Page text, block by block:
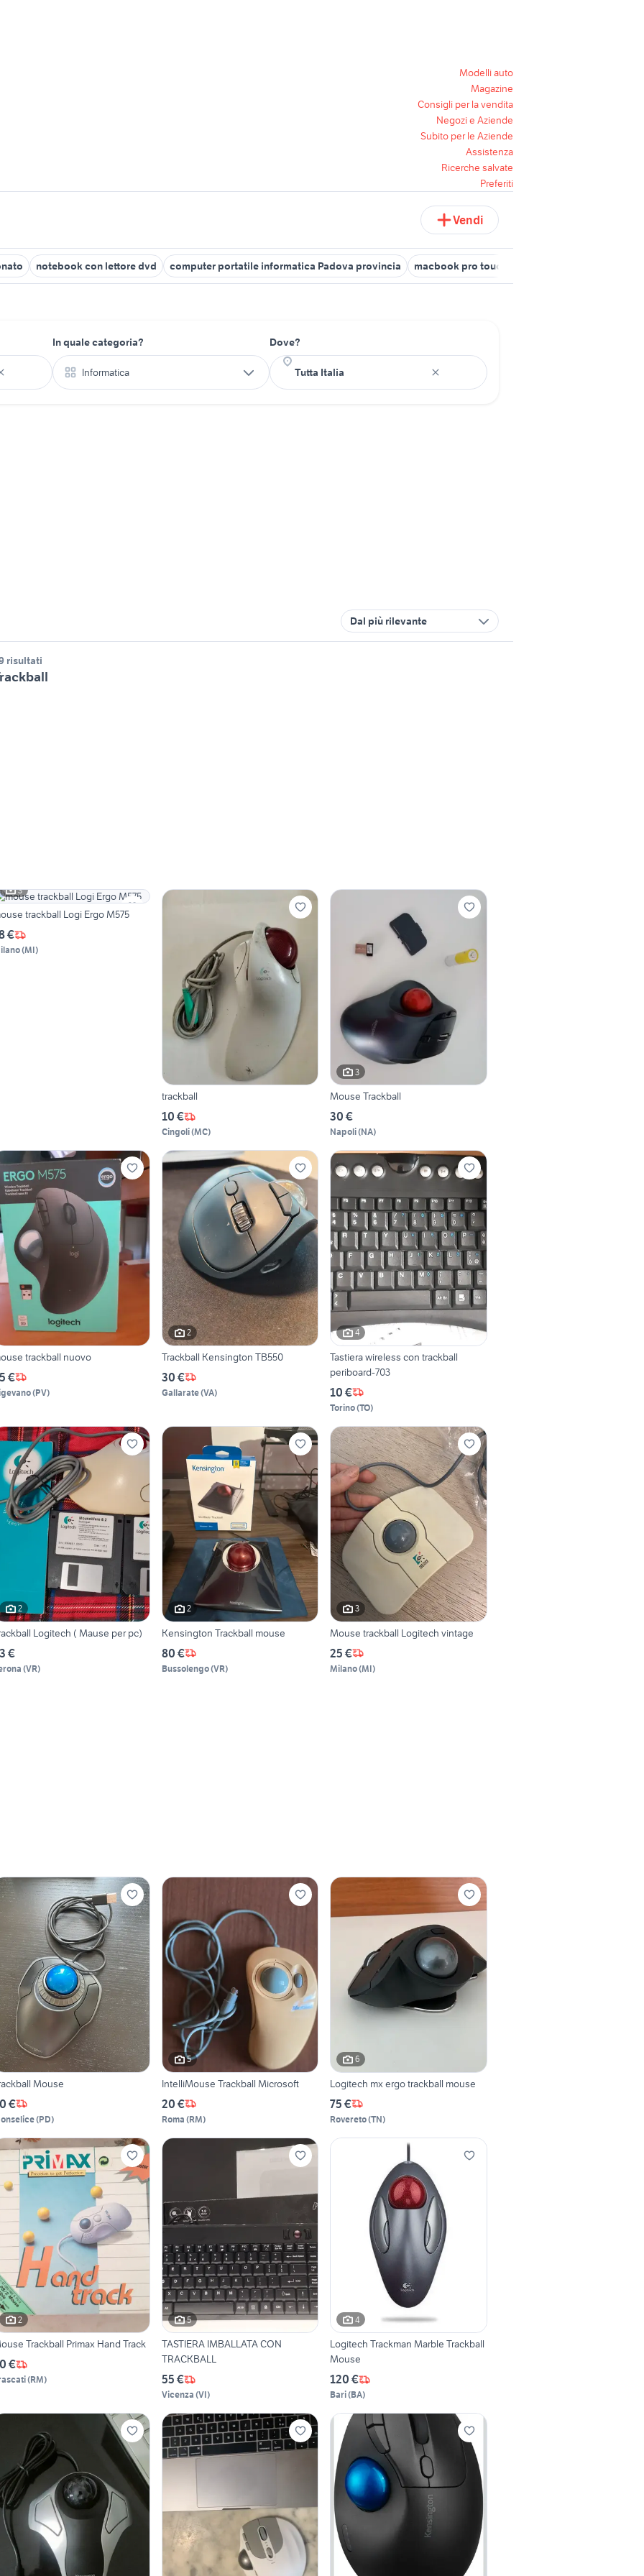
Modelli auto
Magazine
Consigli per la vendita
Negozi e Aziende
Subito per le Aziende
Assistenza
Ricerche salvate
Preferiti
Vendi
notebook con lettore dvd computer portatile informatica Padova provincia macbook pro touch bar
In quale categoria?
Informatica
Dove?
Dal più rilevante
risultati
3
trackball Logi Ergo M575
€
(MI)
trackball
10 €
Cingoli(MC)
3
Mouse Trackball
30 €
Napoli(NA)
trackball nuovo
€
(PV)
2
Trackball Kensington TB550
30 €
Gallarate(VA)
4
Tastiera wireless con trackball
periboard-703
10 €
Torino(TO)
2
Logitech ( Mause per pc)
€
(VR)
2
Kensington Trackball mouse
80 €
Bussolengo(VR)
3
Mouse trackball Logitech vintage
25 €
Milano(MI)
Mouse
€
(PD)
5
IntelliMouse Trackball Microsoft
20 €
Roma (RM)
6
Logitech mx ergo trackball mouse
75 €
Rovereto(TN)
2
Trackball Primax Hand Track
€
(RM)
5
TASTIERA IMBALLATA CON
TRACKBALL
55 €
Vicenza (VI)
4
Logitech Trackman Marble Trackball
Mouse
120 €
Bari(BA)